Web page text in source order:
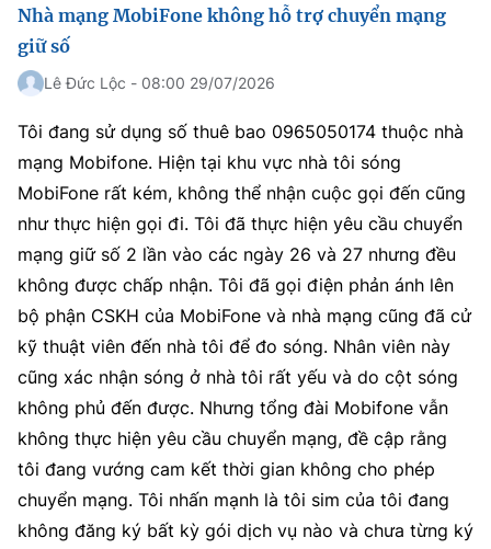
Cơ quan chủ quản: Bộ Khoa học và Công nghệ (MST)
Chịu trách nhiệm nội dung: Nguyễn Thị Hải Hằng
Giám đốc Trung tâm Truyền thông Khoa học và Công nghệ.
Địa chỉ: Ban Biên tập Cổng TTĐT - 18 Nguyễn Du, TP. Hà Nội
Điện thoại: 024 3936 9506
stc@mst.gov.vn
©2026 Bản quyền thuộc Bộ Khoa Học và Công Nghệ
(Ghi rõ nguồn "https://mst.gov.vn" khi phát hành lại thông tin từ
website này)
Nhà mạng MobiFone không hỗ trợ chuyển mạng
giữ số
Lê Đức Lộc - 08:00 29/07/2026
Tôi đang sử dụng số thuê bao 0965050174 thuộc nhà
mạng Mobifone. Hiện tại khu vực nhà tôi sóng
MobiFone rất kém, không thể nhận cuộc gọi đến cũng
như thực hiện gọi đi. Tôi đã thực hiện yêu cầu chuyển
mạng giữ số 2 lần vào các ngày 26 và 27 nhưng đều
không được chấp nhận. Tôi đã gọi điện phản ánh lên
bộ phận CSKH của MobiFone và nhà mạng cũng đã cử
kỹ thuật viên đến nhà tôi để đo sóng. Nhân viên này
cũng xác nhận sóng ở nhà tôi rất yếu và do cột sóng
không phủ đến được. Nhưng tổng đài Mobifone vẫn
không thực hiện yêu cầu chuyển mạng, đề cập rằng
tôi đang vướng cam kết thời gian không cho phép
chuyển mạng. Tôi nhấn mạnh là tôi sim của tôi đang
không đăng ký bất kỳ gói dịch vụ nào và chưa từng ký